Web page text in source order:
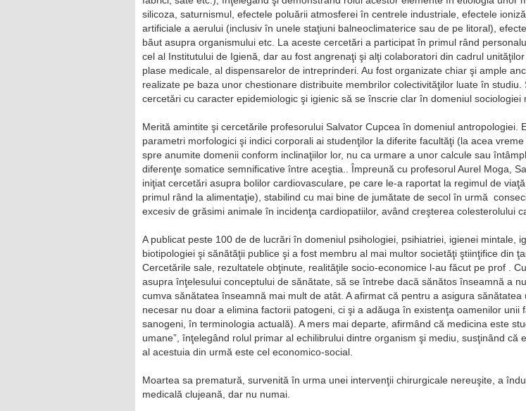
silicoza, saturnismul, efectele poluării atmosferei în centrele industriale, efectele
artificiale a aerului (inclusiv în unele staţiuni balneoclimaterice sau de pe litoral),
băut asupra organismului etc. La aceste cercetări a participat în primul rând
cel al Institutului de Igienă, dar au fost angrenaţi şi alţi colaboratori din cadrul
plase medicale, al dispensarelor de intreprinderi. Au fost organizate chiar şi ample
realizate pe baza unor chestionare distribuite membrilor colectivităţilor luate în studiu.
cercetări cu caracter epidemiologic şi igienic să se înscrie clar în domeniul sociologiei
Merită amintite şi cercetările profesorului Salvator Cupcea în domeniul antropologiei.
parametri morfologici şi indici corporali ai studenţilor la diferite facultăţi (la acea
spre anumite domenii conform inclinaţiilor lor, nu ca urmare a unor calcule sau
diferenţe somatice semnificative între aceştia.. Împreună cu profesorul Aurel Moga,
iniţiat cercetări asupra bolilor cardiovasculare, pe care le-a raportat la regimul de
primul rând la alimentaţie), stabilind cu mai bine de jumătate de secol în urmă
excesiv de grăsimi animale în incidenţa cardiopatiilor, având creşterea colesterolului
A publicat peste 100 de de lucrări în domeniul psihologiei, psihiatriei, igienei mintale,
biotipologiei şi sănătăţii publice şi a fost membru al mai multor societăţi ştiinţifice din
Cercetările sale, rezultatele obţinute, realităţile socio-economice l-au făcut pe prof .
asupra înţelesului conceptului de sănătate, să se întrebe dacă sănătos înseamnă a
cumva sănătatea înseamnă mai mult de atât. A afirmat că pentru a asigura sănătatea
necesar nu doar a elimina factorii patogeni, ci şi a adăuga în existenţa oamenilor unii
sanogeni, în terminologia actuală). A mers mai departe, afirmând că medicina este
umane”, înţelegând rolul primar al echilibrului dintre organism şi mediu, susţinând că
al acestuia din urmă este cel economico-social.
Moartea sa prematură, survenită în urma unei intervenţii chirurgicale nereuşite, a
medicală clujeană, dar nu numai.